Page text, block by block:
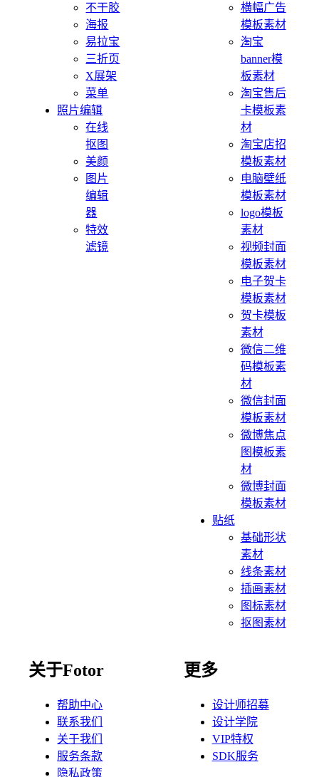
不干胶
海报
易拉宝
三折页
X展架
菜单
照片编辑
在线
抠图
美颜
图片
编辑
器
特效
滤镜
横幅广告
模板素材
淘宝
banner模
板素材
淘宝售后
卡模板素
材
淘宝店招
模板素材
电脑壁纸
模板素材
logo模板
素材
视频封面
模板素材
电子贺卡
模板素材
贺卡模板
素材
微信二维
码模板素
材
微信封面
模板素材
微博焦点
图模板素
材
微博封面
模板素材
贴纸
基础形状
素材
线条素材
插画素材
图标素材
抠图素材
关于Fotor
帮助中心
联系我们
关于我们
服务条款
隐私政策
更多
设计师招募
设计学院
VIP特权
SDK服务